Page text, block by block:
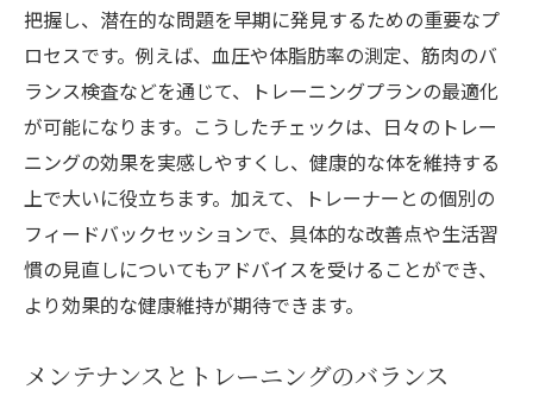
把握し、潜在的な問題を早期に発見するための重要なプ
ロセスです。例えば、血圧や体脂肪率の測定、筋肉のバ
ランス検査などを通じて、トレーニングプランの最適化
が可能になります。こうしたチェックは、日々のトレー
ニングの効果を実感しやすくし、健康的な体を維持する
上で大いに役立ちます。加えて、トレーナーとの個別の
フィードバックセッションで、具体的な改善点や生活習
慣の見直しについてもアドバイスを受けることができ、
より効果的な健康維持が期待できます。
メンテナンスとトレーニングのバランス